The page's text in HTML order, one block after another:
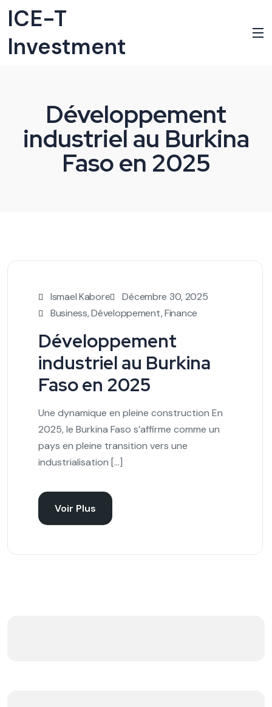
ICE-T
Investment
Développement
industriel au Burkina
Faso en 2025
Ismael Kabore
Décembre 30, 2025
Business,Développement,Finance
Développement
industriel au Burkina
Faso en 2025
Une dynamique en pleine construction En
2025, le Burkina Faso s’affirme comme un
pays en pleine transition vers une
industrialisation […]
Voir Plus